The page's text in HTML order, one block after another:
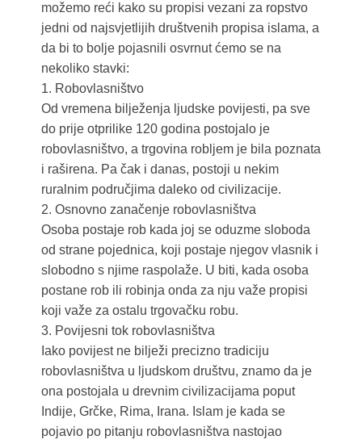
možemo reći kako su propisi vezani za ropstvo
jedni od najsvjetlijih društvenih propisa islama, a
da bi to bolje pojasnili osvrnut ćemo se na
nekoliko stavki:
1. Robovlasništvo
Od vremena bilježenja ljudske povijesti, pa sve
do prije otprilike 120 godina postojalo je
robovlasništvo, a trgovina robljem je bila poznata
i raširena. Pa čak i danas, postoji u nekim
ruralnim područjima daleko od civilizacije.
2. Osnovno zanačenje robovlasništva
Osoba postaje rob kada joj se oduzme sloboda
od strane pojednica, koji postaje njegov vlasnik i
slobodno s njime raspolaže. U biti, kada osoba
postane rob ili robinja onda za nju važe propisi
koji važe za ostalu trgovačku robu.
3. Povijesni tok robovlasništva
Iako povijest ne bilježi precizno tradiciju
robovlasništva u ljudskom društvu, znamo da je
ona postojala u drevnim civilizacijama poput
Indije, Grčke, Rima, Irana. Islam je kada se
pojavio po pitanju robovlasništva nastojao